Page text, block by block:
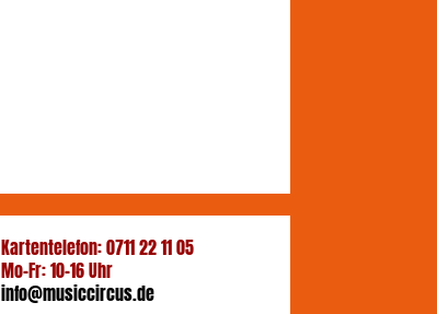
Kartentelefon: 0711 22 11 05
Mo-Fr: 10-16 Uhr
info@musiccircus.de